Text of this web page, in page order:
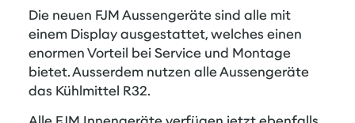
Die neuen FJM Aussengeräte sind alle mit
einem Display ausgestattet, welches einen
enormen Vorteil bei Service und Montage
bietet. Ausserdem nutzen alle Aussengeräte
das Kühlmittel R32.